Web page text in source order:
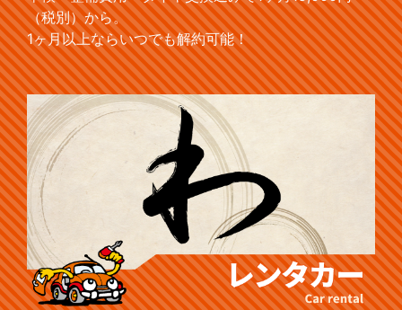
（税別）から。
1ヶ月以上ならいつでも解約可能！